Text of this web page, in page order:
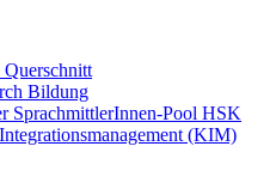
Querschnitt
Bildung
SprachmittlerInnen-Pool HSK
(KIM)